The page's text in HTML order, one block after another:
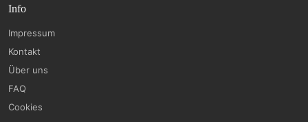
Info
Impressum
Kontakt
Über uns
FAQ
Cookies